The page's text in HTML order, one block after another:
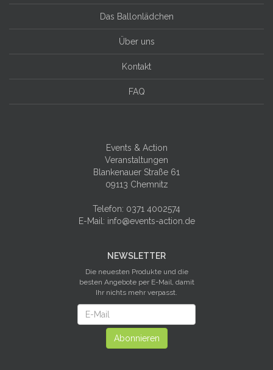
Das Ballonlädchen
Über uns
Kontakt
FAQ
Events & Action
Veranstaltungen
Blankenauer Straße 61
09113 Chemnitz
Telefon: 0371 4002574
E-Mail: info@events-action.de
NEWSLETTER
Die neuesten Produkte und die
besten Angebote per E-Mail, damit
Ihr nichts mehr verpasst.
Abonnieren